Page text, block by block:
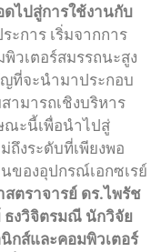
ไปสู่การใช้งานกับ
ะการ เริ่มจากการ
วเตอร์สมรรถนะสูง
ที่จะนํามาประกอบ
ามารถเชิงบริหาร
ณะนี้เพื่อนําไปสู่
งระดับที่เพียงพอ
ของอุปกรณ์เอกซเรย์
สตราจารย์ ดร.ไพรัช
ธงวิจิตรมณี นักวิจัย
กส์และคอมพิวเตอร์